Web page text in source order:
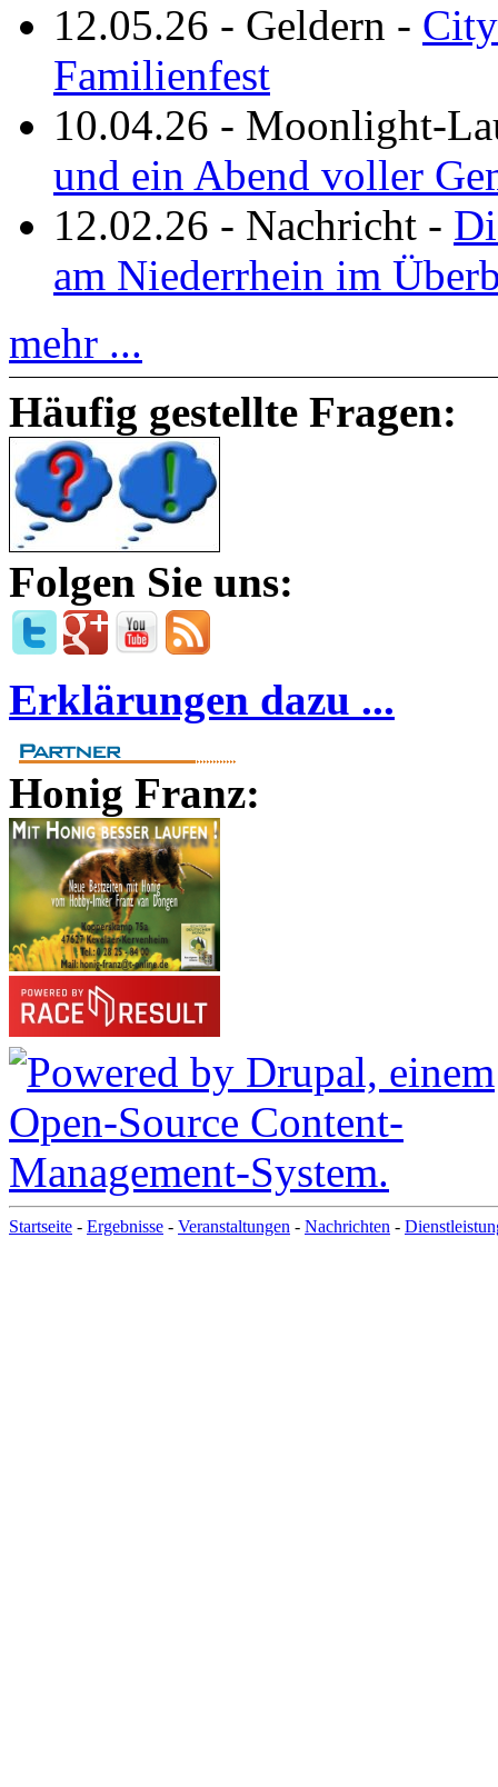
12.05.26 - Geldern -
Familienfest
10.04.26 - Moonlight-
und ein Abend voller
12.02.26 - Nachricht -
am Niederrhein im
mehr ...
Häufig gestellte Fragen:
Folgen Sie uns:
Erklärungen dazu ...
Honig Franz:
Startseite - Ergebnisse - Veranstaltungen - Nachrichten -